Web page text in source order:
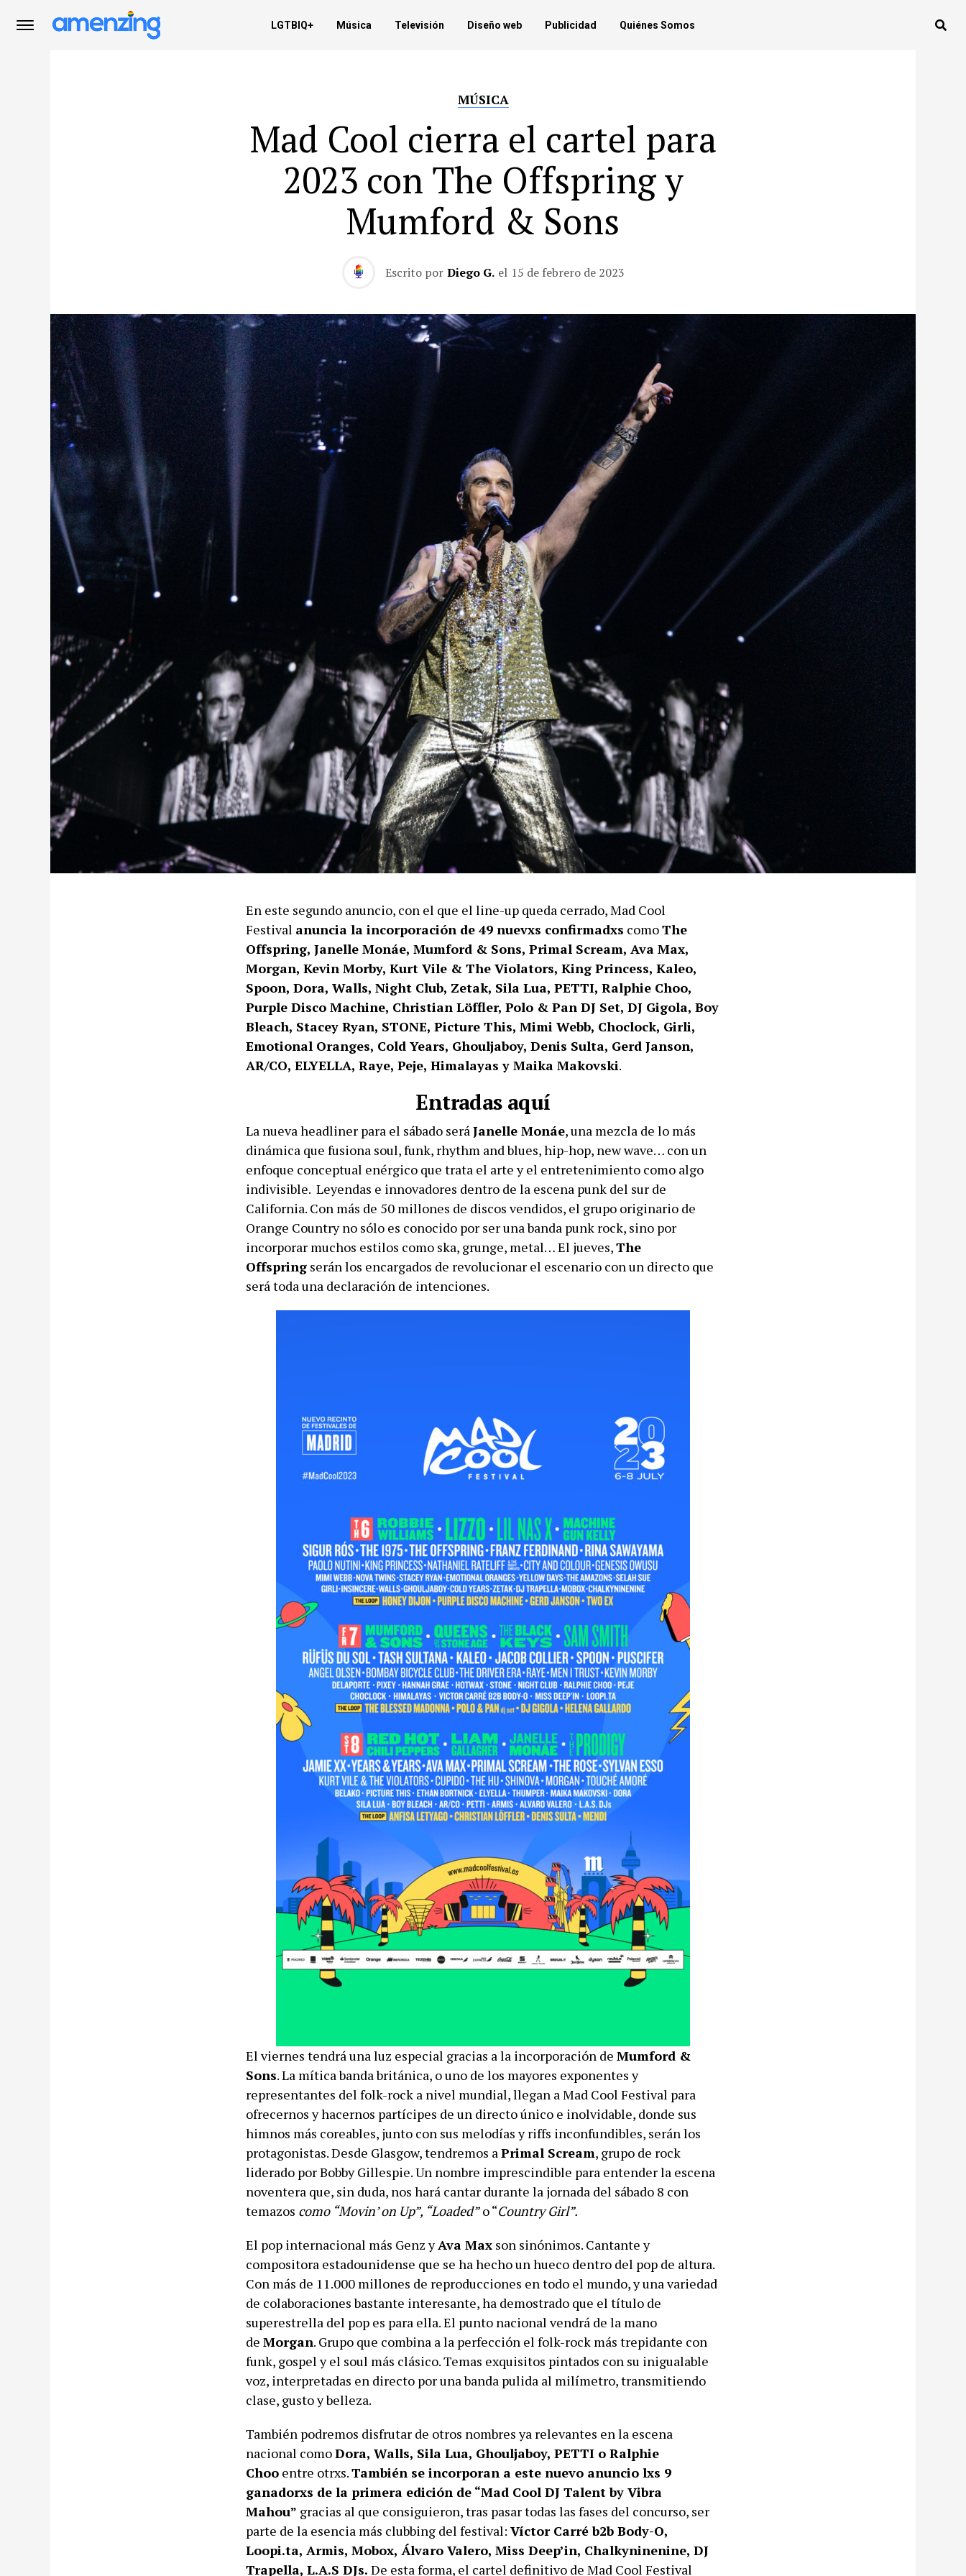
LGTBIQ+ Música Televisión Diseño web Publicidad Quiénes Somos
MÚSICA
Mad Cool cierra el cartel para
2023 con The Offspring y
Mumford & Sons
Escrito por Diego G. el 15 de febrero de 2023
En este segundo anuncio, con el que el line-up queda cerrado, Mad Cool
Festival anuncia la incorporación de 49 nuevxs confirmadxs comoThe
Offspring, Janelle Monáe, Mumford & Sons, Primal Scream, Ava Max,
Morgan, Kevin Morby, Kurt Vile & The Violators, King Princess, Kaleo,
Spoon, Dora, Walls, Night Club, Zetak, Sila Lua, PETTI, Ralphie Choo,
Purple Disco Machine, Christian Löffler, Polo & Pan DJ Set, DJ Gigola, Boy
Bleach, Stacey Ryan, STONE, Picture This, Mimi Webb, Choclock, Girli,
Emotional Oranges, Cold Years, Ghouljaboy, Denis Sulta, Gerd Janson,
AR/CO, ELYELLA, Raye, Peje, Himalayas y Maika Makovski.
Entradas aquí
La nueva headliner para el sábado será Janelle Monáe, una mezcla de lo más
dinámica que fusiona soul, funk, rhythm and blues, hip-hop, new wave… con un
enfoque conceptual enérgico que trata el arte y el entretenimiento como algo
indivisible. Leyendas e innovadores dentro de la escena punk del sur de
California. Con más de 50 millones de discos vendidos, el grupo originario de
Orange Country no sólo es conocido por ser una banda punk rock, sino por
incorporar muchos estilos como ska, grunge, metal… El jueves,The
Offspring serán los encargados de revolucionar el escenario con un directo que
será toda una declaración de intenciones.
El viernes tendrá una luz especial gracias a la incorporación de Mumford &
Sons. La mítica banda británica, o uno de los mayores exponentes y
representantes del folk-rock a nivel mundial, llegan a Mad Cool Festival para
ofrecernos y hacernos partícipes de un directo único e inolvidable, donde sus
himnos más coreables, junto con sus melodías y riffs inconfundibles, serán los
protagonistas. Desde Glasgow, tendremos a Primal Scream, grupo de rock
liderado por Bobby Gillespie. Un nombre imprescindible para entender la escena
noventera que, sin duda, nos hará cantar durante la jornada del sábado 8 con
temazos como “Movin’ on Up”, “Loaded”o “Country Girl”.
El pop internacional más Genz yAva Max son sinónimos. Cantante y
compositora estadounidense que se ha hecho un hueco dentro del pop de altura.
Con más de 11.000 millones de reproducciones en todo el mundo, y una variedad
de colaboraciones bastante interesante, ha demostrado que el título de
superestrella del pop es para ella. El punto nacional vendrá de la mano
de Morgan. Grupo que combina a la perfección el folk-rock más trepidante con
funk, gospel y el soul más clásico. Temas exquisitos pintados con su inigualable
voz, interpretadas en directo por una banda pulida al milímetro, transmitiendo
clase, gusto y belleza.
También podremos disfrutar de otros nombres ya relevantes en la escena
nacional comoDora, Walls, Sila Lua, Ghouljaboy, PETTI o Ralphie
Choo entre otrxs.También se incorporan a este nuevo anuncio lxs 9
ganadorxs de la primera edición de “Mad Cool DJ Talent by Vibra
Mahou” gracias al que consiguieron, tras pasar todas las fases del concurso, ser
parte de la esencia más clubbing del festival: Víctor Carré b2b Body-O,
Loopi.ta, Armis, Mobox, Álvaro Valero, Miss Deep’in, Chalkyninenine, DJ
Trapella, L.A.S DJs. De esta forma, el cartel definitivo de Mad Cool Festival